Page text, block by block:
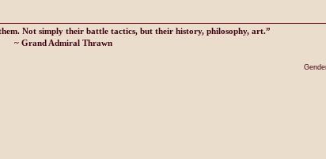
Not simply their battle tactics, but their history, philosophy, art.”
~ Grand Admiral Thrawn